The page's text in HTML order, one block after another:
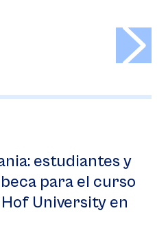
estudiantes y
para el curso
University en